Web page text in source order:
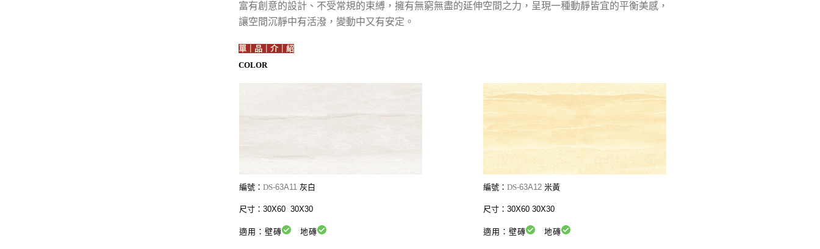
富有創意的設計、不受常規的束縛，擁有無窮無盡的延伸空間之力，呈現一種動靜皆宜的平衡美感，
讓空間沉靜中有活潑，變動中又有安定。
單｜品｜介｜紹
COLOR
編號：DS-63A11灰白
尺寸：30X60 30X30
適用：壁磚 地磚
編號：DS-63A12米黃
尺寸：30X60 30X30
適用：壁磚 地磚